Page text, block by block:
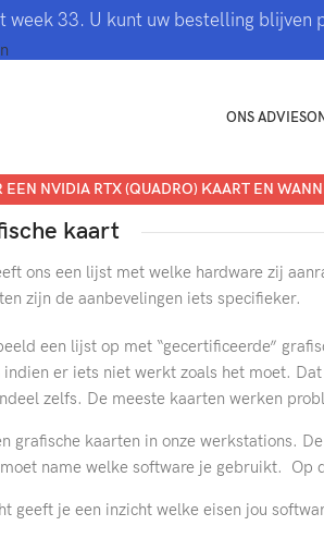
week 33. U kunt uw bestelling blijven
ONS ADVIES
NVIDIA RTX (QUADRO) KAART EN
kaart
ons een lijst met welke hardware zij
zijn de aanbevelingen iets specifieker.
een lijst op met “gecertificeerde”
indien er iets niet werkt zoals het moet.
zelfs. De meeste kaarten werken
grafische kaarten in onze werkstations. De
name welke software je gebruikt. Op
geeft je een inzicht welke eisen jou